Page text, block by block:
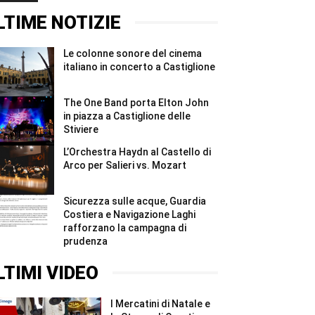
#Shorts
a
Castiglione
sul
Garda:
strutture
irregolari
e
sanzioni
...
#Shorts
NOTIZIE
Le colonne sonore del cinema
italiano in concerto a Castiglione
The One Band porta Elton John
in piazza a Castiglione delle
Stiviere
L’Orchestra Haydn al Castello di
Arco per Salieri vs. Mozart
Sicurezza sulle acque, Guardia
Costiera e Navigazione Laghi
rafforzano la campagna di
prudenza
VIDEO
I Mercatini di Natale e